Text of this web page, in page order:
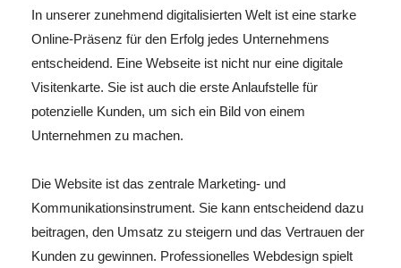
In unserer zunehmend digitalisierten Welt ist eine starke
Online-Präsenz für den Erfolg jedes Unternehmens
entscheidend. Eine Webseite ist nicht nur eine digitale
Visitenkarte. Sie ist auch die erste Anlaufstelle für
potenzielle Kunden, um sich ein Bild von einem
Unternehmen zu machen.
Die Website ist das zentrale Marketing- und
Kommunikationsinstrument. Sie kann entscheidend dazu
beitragen, den Umsatz zu steigern und das Vertrauen der
Kunden zu gewinnen. Professionelles Webdesign spielt